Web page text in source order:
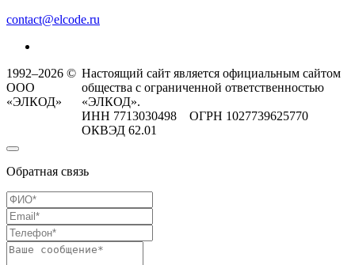
contact@elcode.ru
1992–2026 ©
ООО
«ЭЛКОД»
Настоящий сайт является официальным сайтом
общества с ограниченной ответственностью
«ЭЛКОД».
ИНН 7713030498 ОГРН 1027739625770
ОКВЭД 62.01
Обратная связь